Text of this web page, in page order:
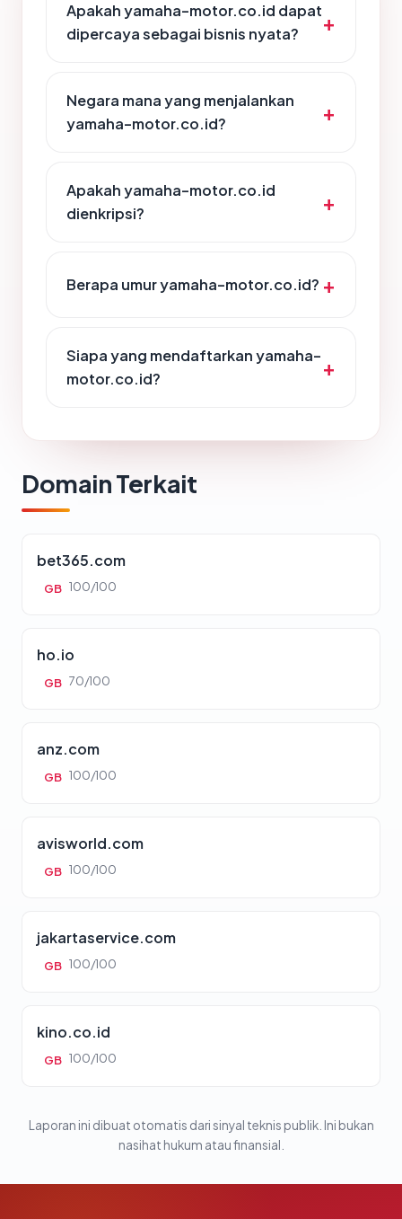
Apakah yamaha-motor.co.id dapat
dipercaya sebagai bisnis nyata?
Negara mana yang menjalankan
yamaha-motor.co.id?
Apakah yamaha-motor.co.id
dienkripsi?
Berapa umur yamaha-motor.co.id?
Siapa yang mendaftarkan yamaha-
motor.co.id?
Domain Terkait
bet365.com
GB 100/100
ho.io
GB 70/100
anz.com
GB 100/100
avisworld.com
GB 100/100
jakartaservice.com
GB 100/100
kino.co.id
GB 100/100
Laporan ini dibuat otomatis dari sinyal teknis publik. Ini bukan
nasihat hukum atau finansial.